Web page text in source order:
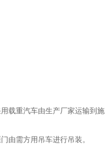
载重汽车由生产厂家运输到施
由需方用吊车进行吊装。